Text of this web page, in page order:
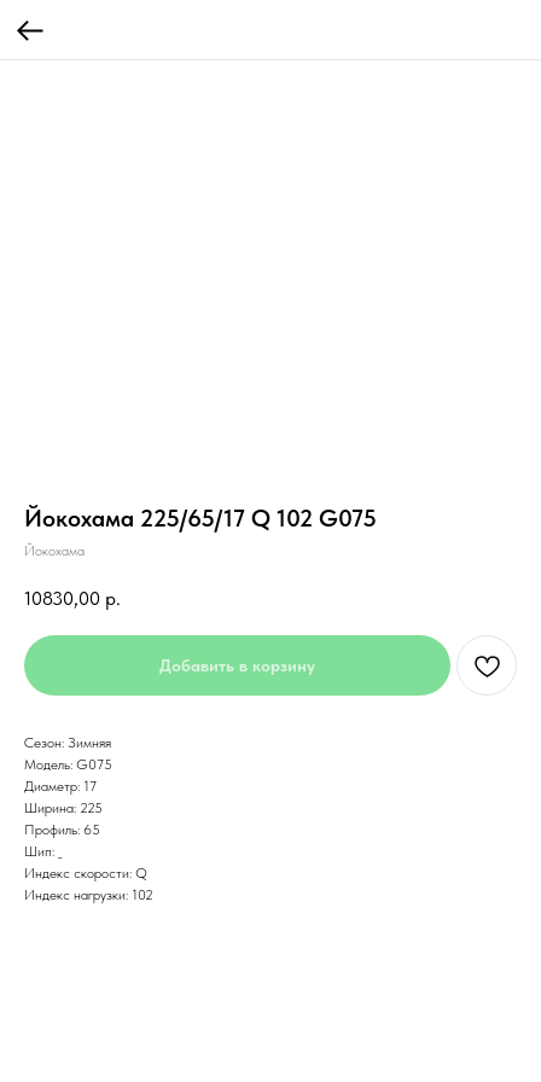
Йокохама 225/65/17 Q 102 G075
Йокохама
10830,00 р.
Добавить в корзину
Сезон: Зимняя
Модель: G075
Диаметр: 17
Ширина: 225
Профиль: 65
Шип: _
Индекс скорости: Q
Индекс нагрузки: 102